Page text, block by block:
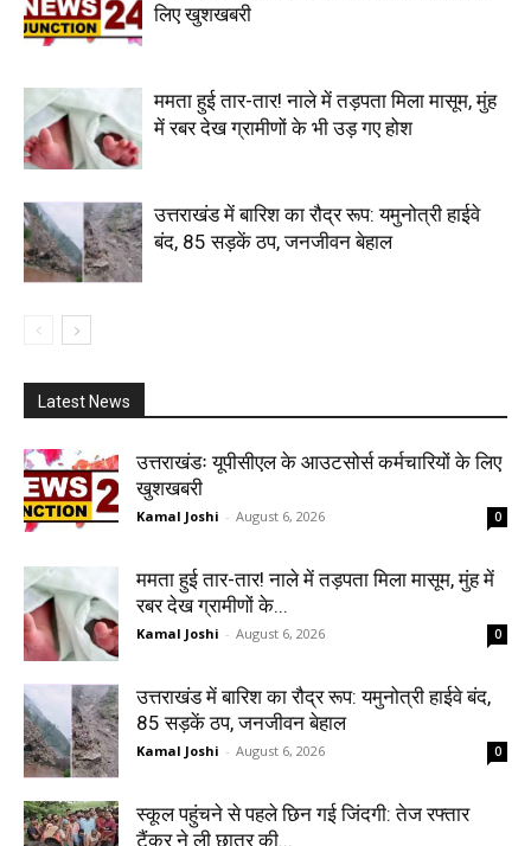
लिए खुशखबरी
ममता हुई तार-तार! नाले में तड़पता मिला मासूम, मुंह
में रबर देख ग्रामीणों के भी उड़ गए होश
उत्तराखंड में बारिश का रौद्र रूप: यमुनोत्री हाईवे
बंद, 85 सड़कें ठप, जनजीवन बेहाल
Latest News
उत्तराखंडः यूपीसीएल के आउटसोर्स कर्मचारियों के लिए
खुशखबरी
Kamal Joshi - August 6, 2026 0
ममता हुई तार-तार! नाले में तड़पता मिला मासूम, मुंह में
रबर देख ग्रामीणों के...
Kamal Joshi - August 6, 2026 0
उत्तराखंड में बारिश का रौद्र रूप: यमुनोत्री हाईवे बंद,
85 सड़कें ठप, जनजीवन बेहाल
Kamal Joshi - August 6, 2026 0
स्कूल पहुंचने से पहले छिन गई जिंदगी: तेज रफ्तार
टैंकर ने ली छात्र की...